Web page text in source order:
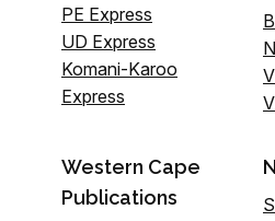
PE Express
UD Express
Komani-Karoo
Express
Western Cape
Publications